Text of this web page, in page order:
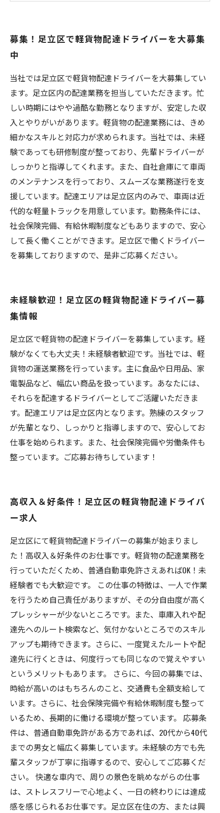
バー募集
募集！足立区で軽貨物配達ドライバーを大募集
中
当社では足立区で軽貨物配達ドライバーを大募集してい
ます。足立区内の配達業務を担当していただきます。忙
しい時期にはやや過酷な勤務となりますが、安定した収
入とやりがいがあります。軽貨物の配達業務には、きめ
細かなスキルと対応力が求められます。当社では、未経
験であっても研修制度が整っており、先輩ドライバーが
しっかりと指導してくれます。また、自社倉庫にて車両
のメンテナンスを行っており、スムーズな業務遂行を支
援しています。配達エリアは足立区内のみで、車両は近
代的な軽量トラックを用意しています。勤務条件には、
社会保険完備、有給休暇制度などもありますので、安心
して長く働くことができます。足立区で働くドライバー
を募集しておりますので、是非ご応募ください。
未経験歓迎！足立区の軽貨物配達ドライバー募
集情報
足立区で軽貨物の配達ドライバーを募集しています。経
験がなくても大丈夫！未経験者歓迎です。当社では、軽
貨物の運送業務を行っています。主に食品や日用品、家
電製品など、幅広い商品を扱っています。あなたには、
それらを配達するドライバーとしてご活躍いただきま
す。配達エリアは足立区内となります。熟練のスタッフ
が先輩となり、しっかりと指導しますので、安心してお
仕事を始められます。また、社会保険完備や労働条件も
整っています。ご応募お待ちしています！
高収入＆好条件！足立区の軽貨物配達ドライバ
ー求人
足立区にて軽貨物配達ドライバーの募集が始まりまし
た！高収入＆好条件のお仕事です。軽貨物の配達業務を
行っていただくため、普通自動車免許さえあればOK！未
経験者でも大歓迎です。 この仕事の特徴は、一人で作業
を行うため自己責任がありますが、その分自由度が高く
プレッシャーが少ないところです。また、車庫入れや配
達先へのルート検索など、気付かないところでのスキル
アップも期待できます。さらに、一度覚えたルートや配
達先に行くときは、何度行っても同じなので覚えやすい
というメリットもあります。 さらに、今回の募集では、
時給が高いのはもちろんのこと、交通費も全額支給して
います。さらに、社会保険完備や有給休暇制度も整って
いるため、長期的に働ける環境が整っています。 応募条
件は、普通自動車免許がある方であれば、20代から40代
までの男女と幅広く募集しています。未経験の方でも先
輩スタッフが丁寧に指導するので、安心してご応募くだ
さい。 快適な車内で、周りの景色を眺めながらの仕事
は、ストレスフリーで心地よく、一日の終わりには達成
感を感じられるお仕事です。足立区在住の方、または興